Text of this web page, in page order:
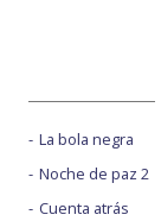
La bola negra
Noche de paz 2
Cuenta atrás